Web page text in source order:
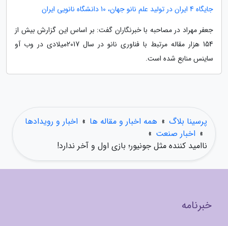
جایگاه 4 ایران در تولید علم نانو جهان، 10 دانشگاه نانویی ایران
جعفر مهراد در مصاحبه با خبرنگاران گفت: بر اساس این گزارش بیش از
154 هزار مقاله مرتبط با فناوری نانو در سال 2017میلادی در وب آو
ساینس منابع شده است.
پرسینا بلاگ » همه اخبار و مقاله ها » اخبار و رویدادها
» اخبار صنعت »
ناامید کننده مثل جونیور؛ بازی اول و آخر ندارد!
خبرنامه